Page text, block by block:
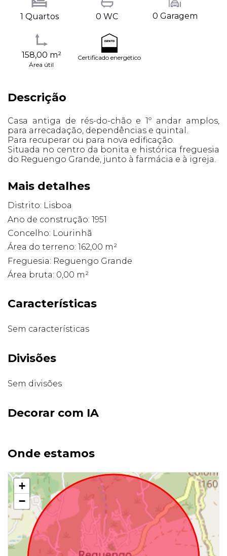
1 Quartos 0 WC 0 Garagem
158,00 m²
Área útil
Certificado energético
Descrição
Casa antiga de rés-do-chão e 1º andar amplos,
para arrecadação, dependências e quintal.
Para recuperar ou para nova edificação.
Situada no centro da bonita e histórica freguesia
do Reguengo Grande, junto à farmácia e à igreja.
Mais detalhes
Distrito: Lisboa
Ano de construção: 1951
Concelho: Lourinhã
Área do terreno: 162,00 m²
Freguesia: Reguengo Grande
Área bruta: 0,00 m²
Características
Sem características
Divisões
Sem divisões
Decorar com IA
Onde estamos
+
−